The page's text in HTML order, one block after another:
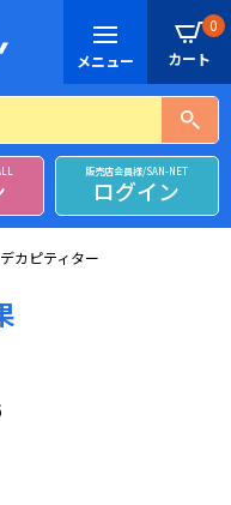
0
販売店会員様/SAN-NET
ログイン
デカピティター